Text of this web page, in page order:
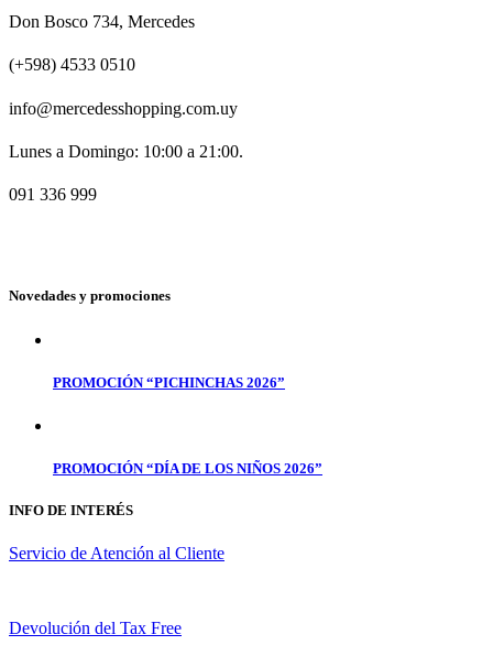
Don Bosco 734, Mercedes
(+598) 4533 0510
info@mercedesshopping.com.uy
Lunes a Domingo: 10:00 a 21:00.
091 336 999
Novedades y promociones
PROMOCIÓN “PICHINCHAS 2026”
PROMOCIÓN “DÍA DE LOS NIÑOS 2026”
INFO DE INTERÉS
Servicio de Atención al Cliente
Devolución del Tax Free